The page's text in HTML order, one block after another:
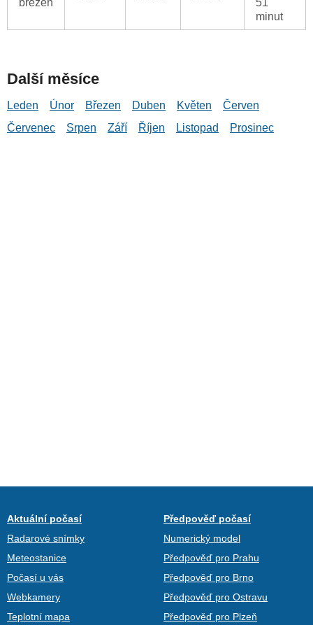
březen
51
minut
Další měsíce
Leden Únor Březen Duben Květen
Červen
Červenec
Srpen Září Říjen Listopad Prosinec
Aktuální počasí
Radarové snímky
Meteostanice
Počasí u vás
Webkamery
Teplotní mapa
Předpověď počasí
Numerický model
Předpověď pro Prahu
Předpověď pro Brno
Předpověď pro Ostravu
Předpověď pro Plzeň